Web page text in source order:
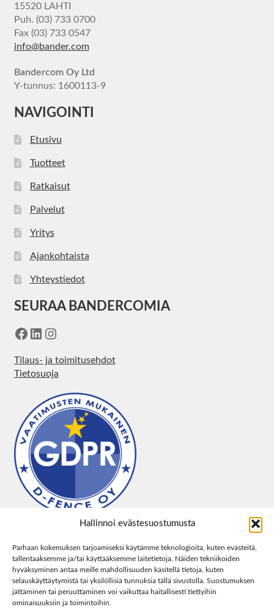
Hallinnoi evästesuostumusta
Parhaan kokemuksen tarjoamiseksi käytämme teknologioita, kuten evästeitä,
tallentaaksemme ja/tai käyttääksemme laitetietoja. Näiden tekniikoiden
hyväksyminen antaa meille mahdollisuuden käsitellä tietoja, kuten
selauskäyttäytymistä tai yksilöllisiä tunnuksia tällä sivustolla. Suostumuksen
jättäminen tai peruuttaminen voi vaikuttaa haitallisesti tiettyihin
ominaisuuksiin ja toimintoihin.
15520 LAHTI
Puh. (03) 733 0700
Fax (03) 733 0547
info@bander.com
Bandercom Oy Ltd
Y-tunnus: 1600113-9
NAVIGOINTI
Etusivu
Tuotteet
Ratkaisut
Palvelut
Yritys
Ajankohtaista
Yhteystiedot
SEURAA BANDERCOMIA
Facebook
LinkedIn
Instagram
Tilaus- ja toimitusehdot
Tietosuoja